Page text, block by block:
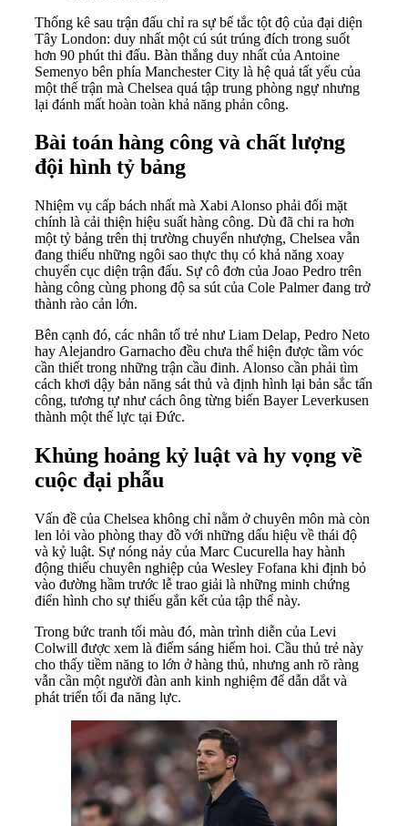
Thống kê sau trận đấu chỉ ra sự bế tắc tột độ của đại diện
Tây London: duy nhất một cú sút trúng đích trong suốt
hơn 90 phút thi đấu. Bàn thắng duy nhất của Antoine
Semenyo bên phía Manchester City là hệ quả tất yếu của
một thế trận mà Chelsea quá tập trung phòng ngự nhưng
lại đánh mất hoàn toàn khả năng phản công.
Bài toán hàng công và chất lượng
đội hình tỷ bảng
Nhiệm vụ cấp bách nhất mà Xabi Alonso phải đối mặt
chính là cải thiện hiệu suất hàng công. Dù đã chi ra hơn
một tỷ bảng trên thị trường chuyển nhượng, Chelsea vẫn
đang thiếu những ngôi sao thực thụ có khả năng xoay
chuyển cục diện trận đấu. Sự cô đơn của Joao Pedro trên
hàng công cùng phong độ sa sút của Cole Palmer đang trở
thành rào cản lớn.
Bên cạnh đó, các nhân tố trẻ như Liam Delap, Pedro Neto
hay Alejandro Garnacho đều chưa thể hiện được tầm vóc
cần thiết trong những trận cầu đinh. Alonso cần phải tìm
cách khơi dậy bản năng sát thủ và định hình lại bản sắc tấn
công, tương tự như cách ông từng biến Bayer Leverkusen
thành một thế lực tại Đức.
Khủng hoảng kỷ luật và hy vọng về
cuộc đại phẫu
Vấn đề của Chelsea không chỉ nằm ở chuyên môn mà còn
len lỏi vào phòng thay đồ với những dấu hiệu về thái độ
và kỷ luật. Sự nóng nảy của Marc Cucurella hay hành
động thiếu chuyên nghiệp của Wesley Fofana khi định bỏ
vào đường hầm trước lễ trao giải là những minh chứng
điển hình cho sự thiếu gắn kết của tập thể này.
Trong bức tranh tối màu đó, màn trình diễn của Levi
Colwill được xem là điểm sáng hiếm hoi. Cầu thủ trẻ này
cho thấy tiềm năng to lớn ở hàng thủ, nhưng anh rõ ràng
vẫn cần một người đàn anh kinh nghiệm để dẫn dắt và
phát triển tối đa năng lực.